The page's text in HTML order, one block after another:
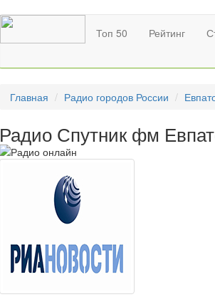
Топ 50 Рейтинг
Главная Радио городов России
Радио Спутник фм